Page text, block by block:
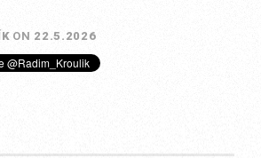
ON 22.5.2026